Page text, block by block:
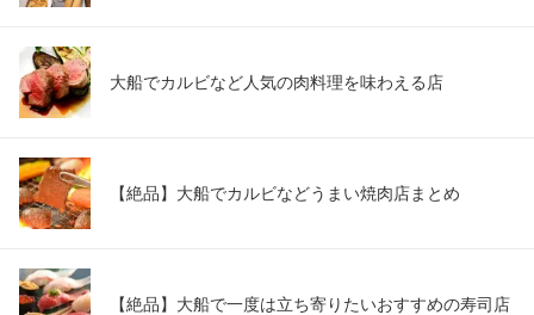
大船でカルビなど人気の肉料理を味わえる店
【絶品】大船でカルビなどうまい焼肉店まとめ
【絶品】大船で一度は立ち寄りたいおすすめの寿司店